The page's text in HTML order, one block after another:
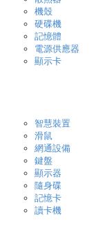
機殼
硬碟機
記憶體
電源供應器
顯示卡
智慧裝置
滑鼠
網通設備
鍵盤
顯示器
隨身碟
記憶卡
讀卡機